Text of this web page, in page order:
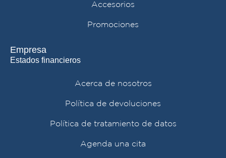
Accesorios
Promociones
Empresa
Estados financieros
Acerca de nosotros
Política de devoluciones
Política de tratamiento de datos
Agenda una cita